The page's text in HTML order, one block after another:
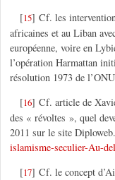
[15]Cf. les
africaines et au Liban
européenne, voire en
l’opération Harmattan
résolution 1973 de
[16]Cf. article de
des « révoltes », quel
2011 sur le site
islamisme-seculier-Au-
[17]Cf. le concept